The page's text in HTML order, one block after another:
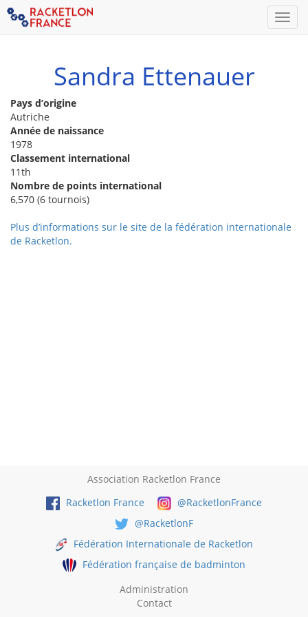
Menu
Sandra Ettenauer
Pays d’origine
Autriche
Année de naissance
1978
Classement international
11th
Nombre de points international
6,570 (6 tournois)
Plus d’informations sur le site de la fédération internationale
de Racketlon.
Association Racketlon France
Racketlon France
@RacketlonFrance
@RacketlonF
Fédération Internationale de Racketlon
Fédération française de badminton
Administration
Contact